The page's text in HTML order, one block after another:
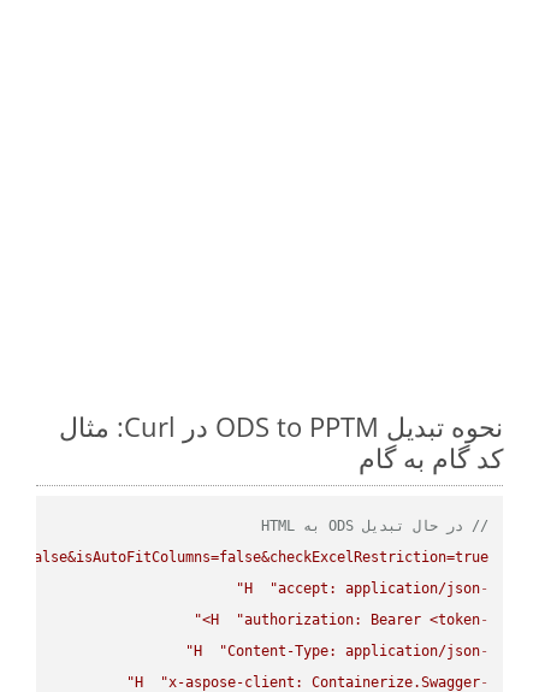
نحوه تبدیل ODS to PPTM در Curl: مثال
کد گام به گام
// در حال تبدیل ODS به HTML
-
H
"accept: application/json"
-
H
"authorization: Bearer <token>"
-
H
"Content-Type: application/json"
-
H
"x-aspose-client: Containerize.Swagger"